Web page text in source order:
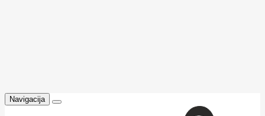
Navigacija